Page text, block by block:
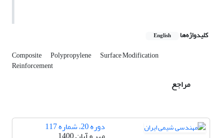
کلیدواژه‌ها English
Composite Polypropylene Surface Modification
Reinforcement
مراجع
دوره 20، شماره 117